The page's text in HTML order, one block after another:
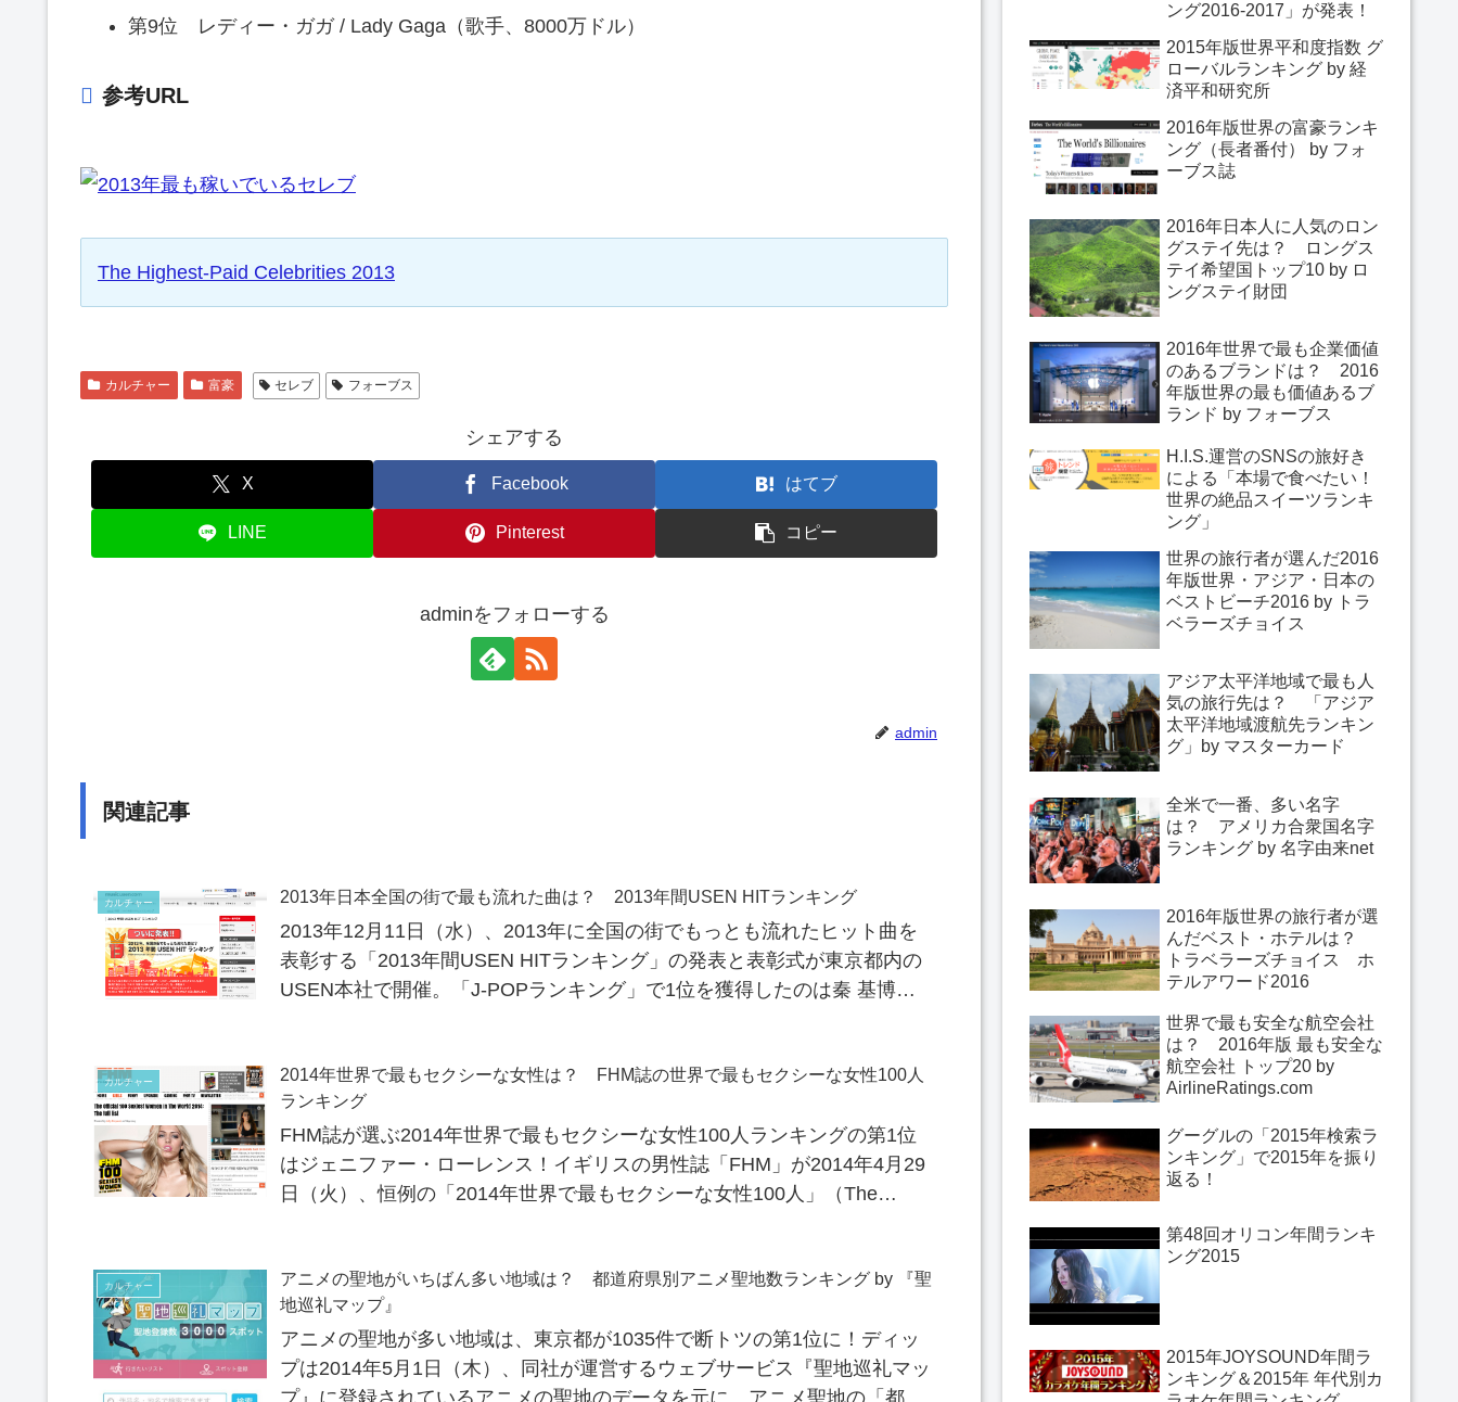
第9位 レディー・ガガ / Lady Gaga（歌手、8000万ドル）
参考URL
The Highest-Paid Celebrities 2013
カルチャー 富豪 セレブ フォーブス
シェアする
X Facebook はてブ
LINE Pinterest コピー
adminをフォローする
admin
関連記事
カルチャー 2013年日本全国の街で最も流れた曲は？ 2013年間USEN HITランキング
2013年12月11日（水）、2013年に全国の街でもっとも流れたヒット曲を
表彰する「2013年間USEN HITランキング」の発表と表彰式が東京都内の
USEN本社で開催。「J-POPランキング」で1位を獲得したのは秦 基博の
カルチャー
2014年世界で最もセクシーな女性は？ FHM誌の世界で最もセクシーな女性100人
ランキング
FHM誌が選ぶ2014年世界で最もセクシーな女性100人ランキングの第1位
はジェニファー・ローレンス！イギリスの男性誌「FHM」が2014年4月29
日（火）、恒例の「2014年世界で最もセクシーな女性100人」（The
カルチャー
アニメの聖地がいちばん多い地域は？ 都道府県別アニメ聖地数ランキング by 『聖
地巡礼マップ』
アニメの聖地が多い地域は、東京都が1035件で断トツの第1位に！ディッ
プは2014年5月1日（木）、同社が運営するウェブサービス『聖地巡礼マッ
ング2016-2017」が発表！
2015年版世界平和度指数 グ
ローバルランキング by 経
済平和研究所
2016年版世界の富豪ランキ
ング（長者番付） by フォ
ーブス誌
2016年日本人に人気のロン
グステイ先は？ ロングス
テイ希望国トップ10 by ロ
ングステイ財団
2016年世界で最も企業価値
のあるブランドは？ 2016
年版世界の最も価値あるブ
ランド by フォーブス
H.I.S.運営のSNSの旅好き
による「本場で食べたい！
世界の絶品スイーツランキ
ング」
世界の旅行者が選んだ2016
年版世界・アジア・日本の
ベストビーチ2016 by トラ
ベラーズチョイス
アジア太平洋地域で最も人
気の旅行先は？ 「アジア
太平洋地域渡航先ランキン
グ」by マスターカード
全米で一番、多い名字
は？ アメリカ合衆国名字
ランキング by 名字由来net
2016年版世界の旅行者が選
んだベスト・ホテルは？
トラベラーズチョイス ホ
テルアワード2016
世界で最も安全な航空会社
は？ 2016年版 最も安全な
航空会社 トップ20 by
AirlineRatings.com
グーグルの「2015年検索ラ
ンキング」で2015年を振り
返る！
第48回オリコン年間ランキ
ング2015
2015年JOYSOUND年間ラ
ンキング＆2015年 年代別カ